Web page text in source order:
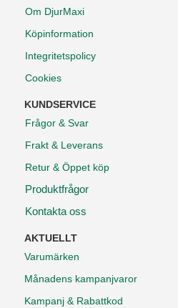
Om DjurMaxi
Köpinformation
Integritetspolicy
Cookies
KUNDSERVICE
Frågor & Svar
Frakt & Leverans
Retur & Öppet köp
Produktfrågor
Kontakta oss
AKTUELLT
Varumärken
Månadens kampanjvaror
Kampanj & Rabattkod